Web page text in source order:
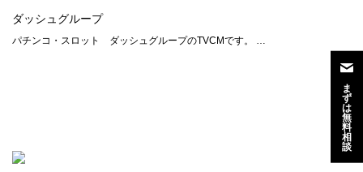
ダッシュグループ
パチンコ・スロット ダッシュグループのTVCMです。 …
ま
ず
は
無
料
相
談